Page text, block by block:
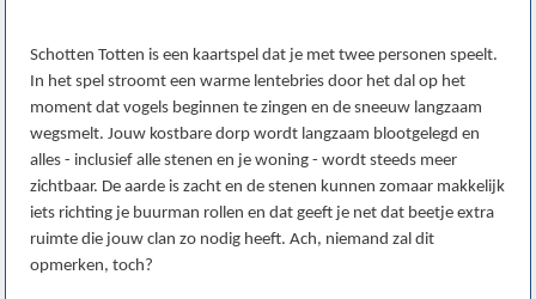
Schotten Totten is een kaartspel dat je met twee personen speelt.
In het spel stroomt een warme lentebries door het dal op het
moment dat vogels beginnen te zingen en de sneeuw langzaam
wegsmelt. Jouw kostbare dorp wordt langzaam blootgelegd en
alles - inclusief alle stenen en je woning - wordt steeds meer
zichtbaar. De aarde is zacht en de stenen kunnen zomaar makkelijk
iets richting je buurman rollen en dat geeft je net dat beetje extra
ruimte die jouw clan zo nodig heeft. Ach, niemand zal dit
opmerken, toch?